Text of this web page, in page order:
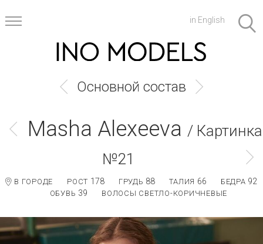
in English
Основной состав
Masha Alexeeva / Картинка
№21
В ГОРОДЕ РОСТ 178 ГРУДЬ 88 ТАЛИЯ 66 БЕДРА 92
ОБУВЬ 39 ВОЛОСЫ СВЕТЛО-КОРИЧНЕВЫЕ